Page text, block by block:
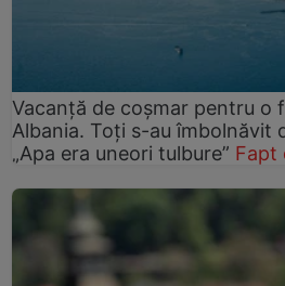
Vacanță de coșmar pentru o
Albania. Toți s-au îmbolnăvit
„Apa era uneori tulbure” Fapt